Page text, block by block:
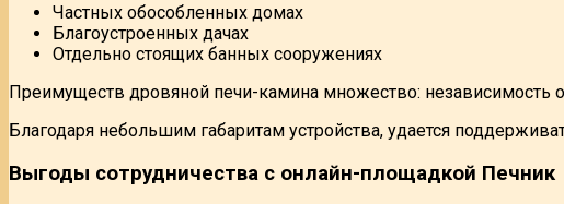
Частных обособленных домах
Благоустроенных дачах
Отдельно стоящих банных сооружениях
Преимуществ дровяной печи-камина множество: независимость
Благодаря небольшим габаритам устройства, удается
Выгоды сотрудничества с онлайн-площадкой Печник